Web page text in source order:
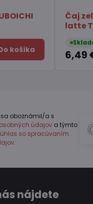
Hojicha
Do košíka
sa oboznámil/a s
údajova týmto
so spracúvaním
.
nájdete